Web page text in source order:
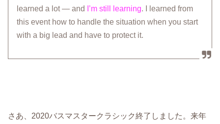
learned a lot — and
I’m still learning. I learned from
this event how to handle the situation when you start
with a big lead and have to protect it.
さあ、2020バスマスタークラシック終了しました。来年